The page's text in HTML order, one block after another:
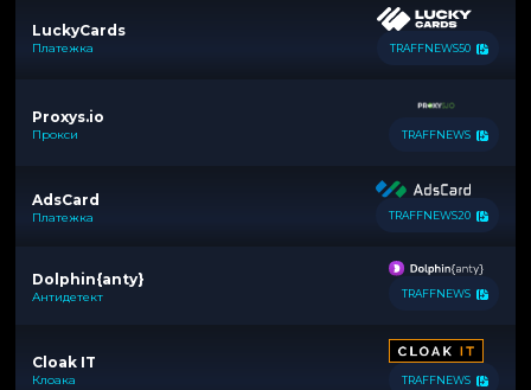
LuckyCards
Платежка TRAFFNEWS50
Proxys.io
Прокси TRAFFNEWS
AdsCard
Платежка TRAFFNEWS20
Dolphin{anty}
Антидетект TRAFFNEWS
Cloak IT
Клоака TRAFFNEWS